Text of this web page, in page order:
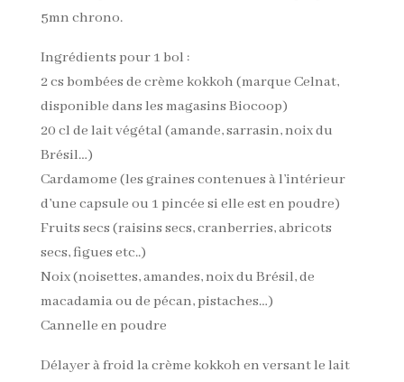
5mn chrono.
Ingrédients pour 1 bol :
2 cs bombées de crème kokkoh (marque Celnat,
disponible dans les magasins Biocoop)
20 cl de lait végétal (amande, sarrasin, noix du
Brésil…)
Cardamome (les graines contenues à l’intérieur
d’une capsule ou 1 pincée si elle est en poudre)
Fruits secs (raisins secs, cranberries, abricots
secs, figues etc..)
Noix (noisettes, amandes, noix du Brésil, de
macadamia ou de pécan, pistaches…)
Cannelle en poudre
Délayer à froid la crème kokkoh en versant le lait